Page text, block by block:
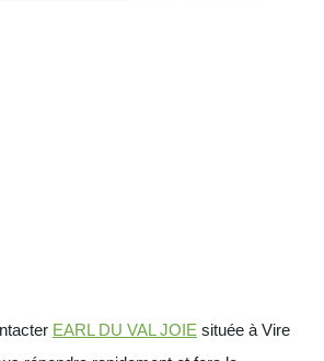
EARL DU VAL JOIE située à Vire